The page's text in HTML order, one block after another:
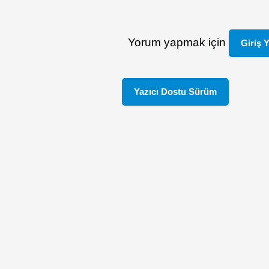
Yorum yapmak için Giriş
Yazıcı Dostu Sürüm